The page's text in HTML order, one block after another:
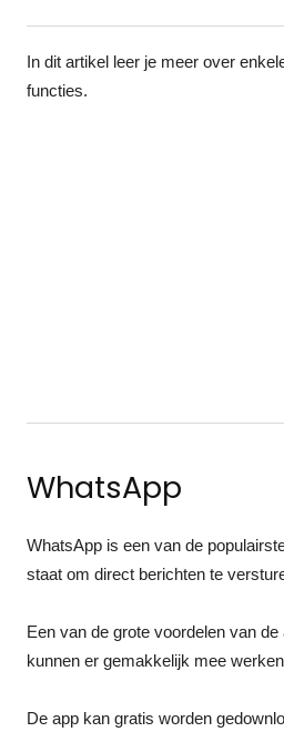
In dit artikel leer je meer over
functies.
WhatsApp
WhatsApp is een van de
staat om direct berichten te
Een van de grote voordelen van
kunnen er gemakkelijk mee
De app kan gratis worden